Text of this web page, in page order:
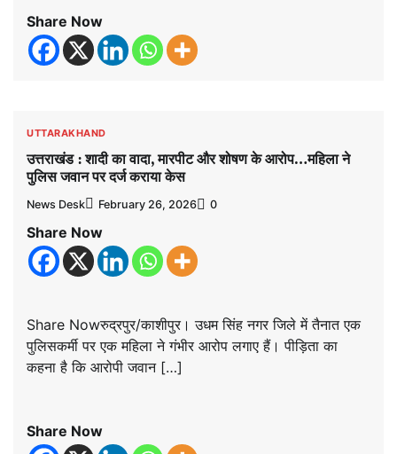
Share Now
UTTARAKHAND
उत्तराखंड : शादी का वादा, मारपीट और शोषण के आरोप…महिला ने
पुलिस जवान पर दर्ज कराया केस
News Desk February 26, 2026 0
Share Now
Share Nowरुद्रपुर/काशीपुर। उधम सिंह नगर जिले में तैनात एक
पुलिसकर्मी पर एक महिला ने गंभीर आरोप लगाए हैं। पीड़िता का
कहना है कि आरोपी जवान […]
Share Now